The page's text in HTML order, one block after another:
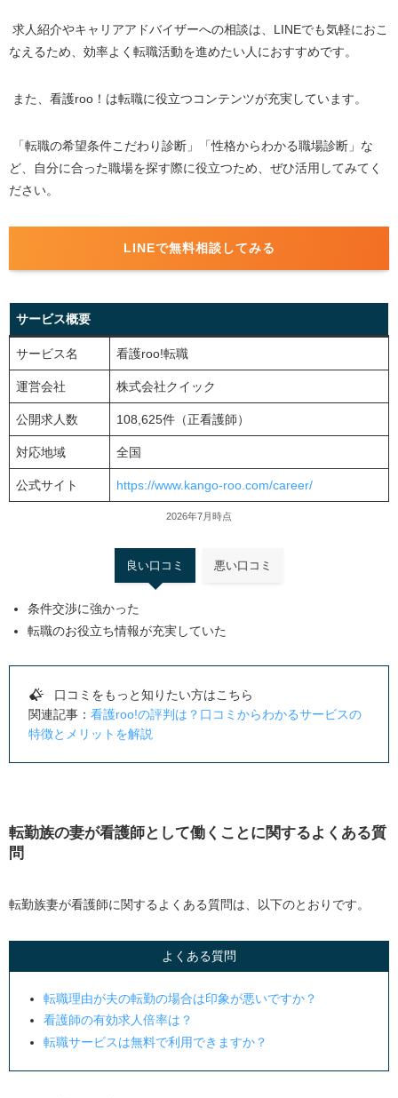
求人紹介やキャリアアドバイザーへの相談は、 LINEでも気軽におこ
なえるため、効率よく転職活動を進めたい人におすすめです。
また、看護roo！は転職に役立つコンテンツが充実しています。
「転職の希望条件こだわり診断」「性格からわかる職場診断」な
ど、自分に合った職場を探す際に役立つため、ぜひ活用してみてく
ださい。
LINEで無料相談してみる
サービス概要
サービス名 看護roo!転職
運営会社 株式会社クイック
公開求人数 108,625件（正看護師）
対応地域 全国
公式サイト https://www.kango-roo.com/career/
2026年7月時点
良い口コミ 悪い口コミ
条件交渉に強かった
転職のお役立ち情報が充実していた
口コミをもっと知りたい方はこちら
関連記事： 看護roo!の評判は？口コミからわかるサービスの
特徴とメリットを解説
転勤族の妻が看護師として働くことに関するよくある質
問
転勤族妻が看護師に関するよくある質問は、以下のとおりです。
よくある質問
転職理由が夫の転勤の場合は印象が悪いですか？
看護師の有効求人倍率は？
転職サービスは無料で利用できますか？